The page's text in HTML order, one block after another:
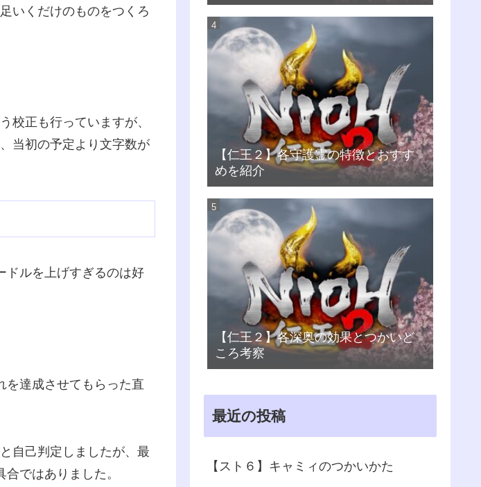
いくだけのものをつくろ
校正も行っていますが、
当初の予定より文字数が
ドルを上げすぎるのは好
を達成させてもらった直
自己判定しましたが、最
ではありました。
【仁王２】各守護霊の特徴とおすす
めを紹介
【仁王２】各深奥の効果とつかいど
ころ考察
最近の投稿
【スト６】キャミィのつかいかた